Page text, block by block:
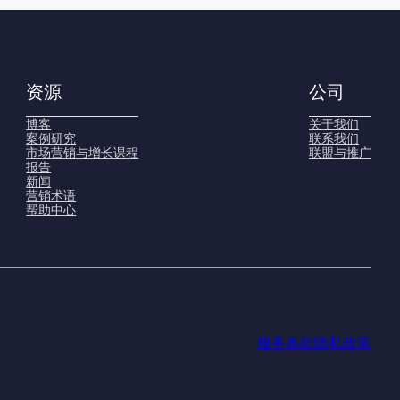
资源
博客
案例研究
市场营销与增长课程
报告
新闻
营销术语
帮助中心
公司
关于我们
联系我们
联盟与推广
服务条款隐私政策